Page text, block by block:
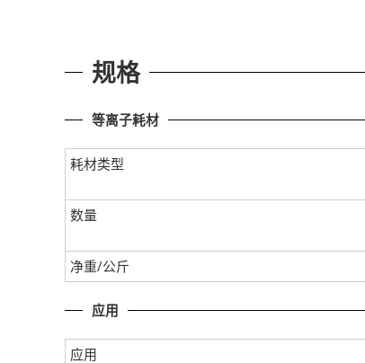
规格
等离子耗材
耗材类型
数量
净重/公斤
应用
应用